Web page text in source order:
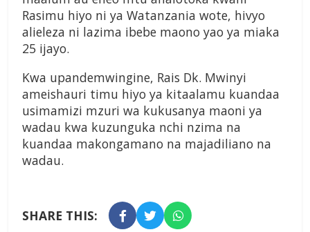
Rasimu hiyo ni ya Watanzania wote, hivyo
alieleza ni lazima ibebe maono yao ya miaka
25 ijayo.
Kwa upandemwingine, Rais Dk. Mwinyi
ameishauri timu hiyo ya kitaalamu kuandaa
usimamizi mzuri wa kukusanya maoni ya
wadau kwa kuzunguka nchi nzima na
kuandaa makongamano na majadiliano na
wadau.
SHARE THIS: